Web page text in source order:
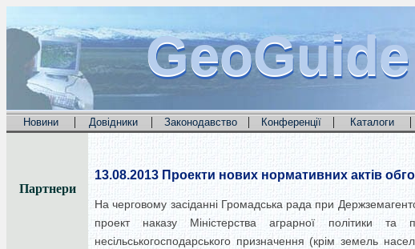
GeoGuide
GeoGuide
GeoGuide
Новини | Довідники | Законодавство | Конференції | Каталоги |
Партнери
13.08.2013 Проекти нових нормативних актів
На черговому засіданні Громадська рада при
проект наказу Міністерства аграрної політики
несільськогосподарського призначення (крім земель